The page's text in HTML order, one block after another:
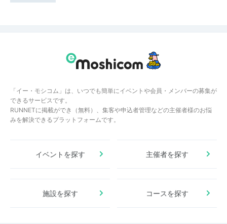
「イー・モシコム」は、いつでも簡単にイベントや会員・メンバーの募集が
できるサービスです。
RUNNETに掲載ができ（無料）、集客や申込者管理などの主催者様のお悩
みを解決できるプラットフォームです。
イベントを探す 主催者を探す
施設を探す コースを探す